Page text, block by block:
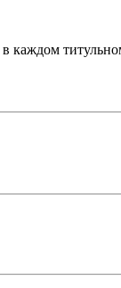
каждом